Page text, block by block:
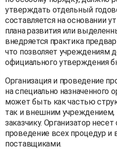
утверждать отдельный
составляется на основании
плана развития или
внедряется практика
что позволяет учреждениям
официального утверждения
Организация и проведение
на специально назначенного
может быть как частью
так и внешним
заказчику. Организатор
проведение всех процедур и
поставщиками.